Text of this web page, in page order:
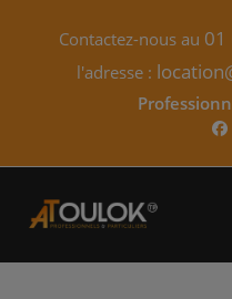
Contactez-nous au 01
l'adresse :